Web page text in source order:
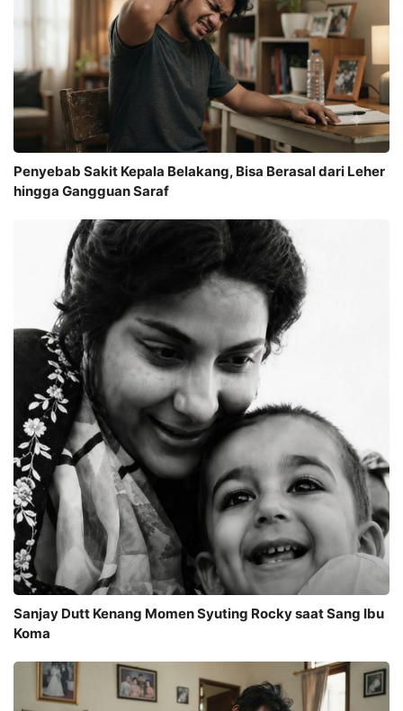
Penyebab Sakit Kepala Belakang, Bisa Berasal dari Leher
hingga Gangguan Saraf
Sanjay Dutt Kenang Momen Syuting Rocky saat Sang Ibu
Koma